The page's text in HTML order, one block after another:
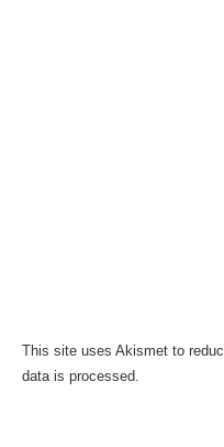
This site uses Akismet to
data is processed.